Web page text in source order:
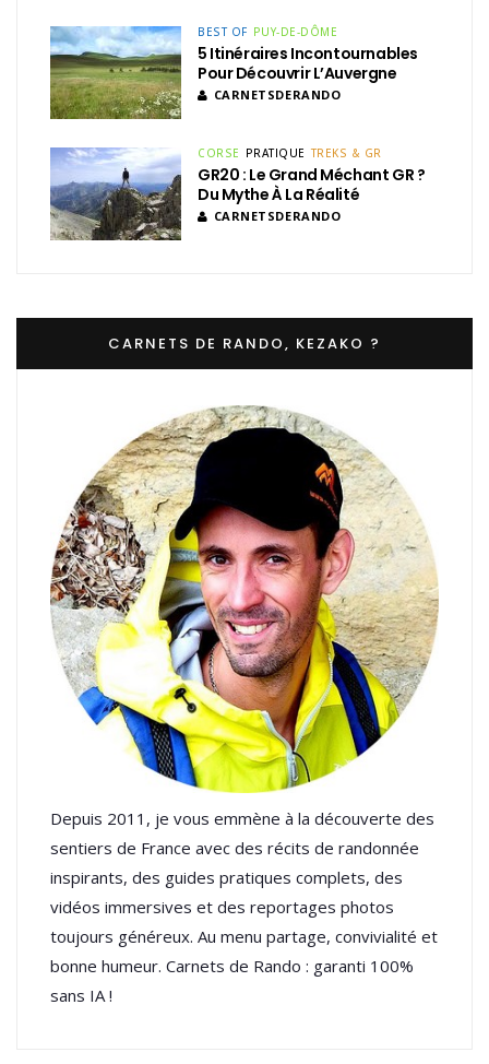
BEST OF PUY-DE-DÔME
5 Itinéraires Incontournables
Pour Découvrir L’Auvergne
CARNETSDERANDO
CORSE PRATIQUE TREKS & GR
GR20 : Le Grand Méchant GR ?
Du Mythe À La Réalité
CARNETSDERANDO
CARNETS DE RANDO, KEZAKO ?
Depuis 2011, je vous emmène à la découverte des
sentiers de France avec des récits de randonnée
inspirants, des guides pratiques complets, des
vidéos immersives et des reportages photos
toujours généreux. Au menu partage, convivialité et
bonne humeur. Carnets de Rando : garanti 100%
sans IA !